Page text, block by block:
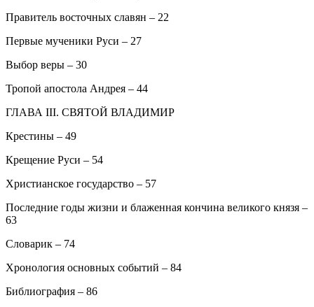
Правитель восточных славян – 22
Первые мученики Руси – 27
Выбор веры – 30
Тропой апостола Андрея – 44
ГЛАВА III. СВЯТОЙ ВЛАДИМИР
Крестины – 49
Крещение Руси – 54
Христианское государство – 57
Последние годы жизни и блаженная кончина великого князя –
63
Словарик – 74
Хронология основных событий – 84
Библиография – 86